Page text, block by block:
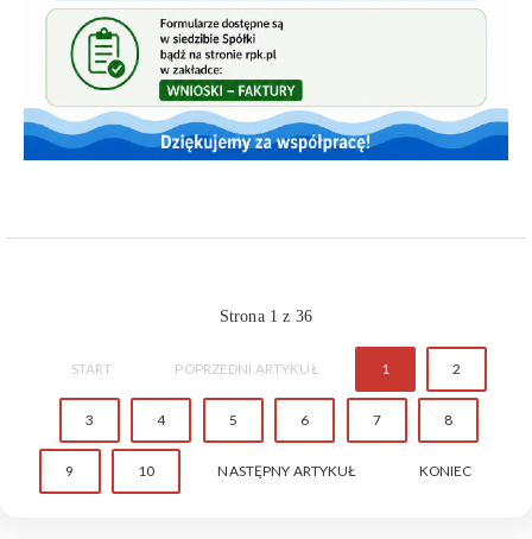
Strona 1 z 36
START POPRZEDNI ARTYKUŁ 1 2
3 4 5 6 7 8
9 10 NASTĘPNY ARTYKUŁ KONIEC